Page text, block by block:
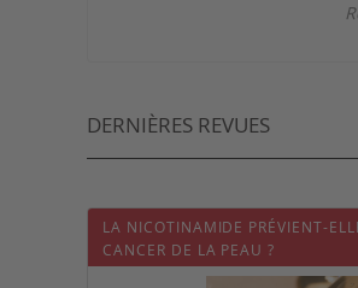
DERNIÈRES REVUES
LA NICOTINAMIDE PRÉVIENT-
CANCER DE LA PEAU ?